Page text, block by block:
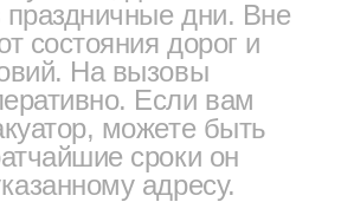
дни. Вне
состояния дорог и
На вызовы
Если вам
можете быть
сроки он
адресу.